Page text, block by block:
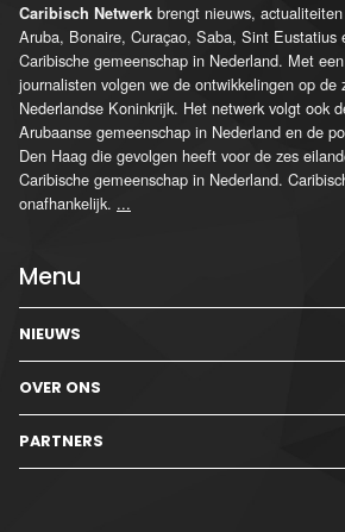
Caribisch Netwerk brengt nieuws,
Aruba, Bonaire, Curaçao, Saba, Sint Eustatius
Caribische gemeenschap in Nederland. Met
journalisten volgen we de ontwikkelingen op de
Nederlandse Koninkrijk. Het netwerk volgt ook
Arubaanse gemeenschap in Nederland en de
Den Haag die gevolgen heeft voor de zes
Caribische gemeenschap in Nederland.
onafhankelijk. ...
Menu
NIEUWS
OVER ONS
PARTNERS